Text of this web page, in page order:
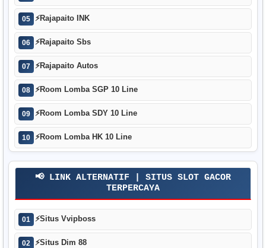
05 ⚡Rajapaito INK
06 ⚡Rajapaito Sbs
07 ⚡Rajapaito Autos
08 ⚡Room Lomba SGP 10 Line
09 ⚡Room Lomba SDY 10 Line
10 ⚡Room Lomba HK 10 Line
📢 LINK ALTERNATIF | SITUS SLOT GACOR
TERPERCAYA
01 ⚡Situs Vvipboss
02 ⚡Situs Dim 88